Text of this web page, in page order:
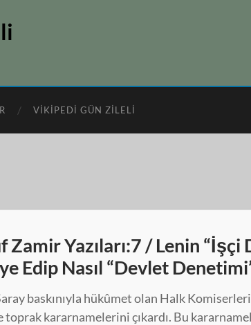
VIKIPEDI GÜN ZILELI
Zamir Yazıları:7 / Lenin “İşçi
Edip Nasıl “Devlet
baskınıyla hükûmet olan Halk
toprak kararnamelerini çıkardı. Bu